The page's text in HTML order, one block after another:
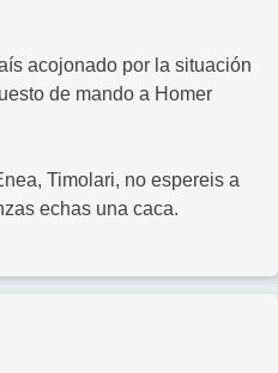
acojonado por la situación
de mando a Homer
Timolari, no espereis a
echas una caca.